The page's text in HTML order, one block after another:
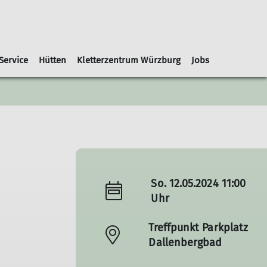
Organigramm Geschäftsstelle
Sportangebote Winter Kontakt
Kontakt
Vorträge Alpenvereinaktiv
Hütten
von-Edel-Hütte
Kletterzentrum Würzburg
Fragen Anfahrt Kontakt Gutscheine
Jobs
So. 12.05.2024 11:00
Uhr
Treffpunkt Parkplatz
Dallenbergbad